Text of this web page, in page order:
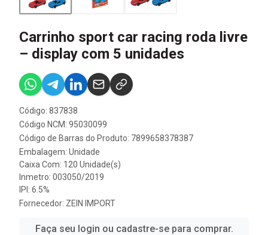
Carrinho sport car racing roda livre
– display com 5 unidades
Código: 837838
Código NCM: 95030099
Código de Barras do Produto: 7899658378387
Embalagem: Unidade
Caixa Com: 120 Unidade(s)
Inmetro: 003050/2019
IPI: 6.5%
Fornecedor: ZEIN IMPORT
Faça seu login ou cadastre-se para comprar.